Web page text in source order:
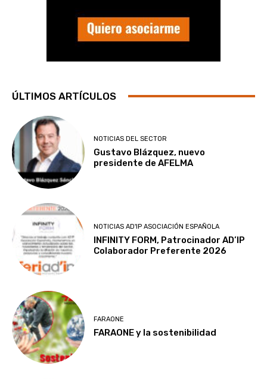
ÚLTIMOS ARTÍCULOS
NOTICIAS DEL SECTOR
Gustavo Blázquez, nuevo
presidente de AFELMA
NOTICIAS AD'IP ASOCIACIÓN ESPAÑOLA
INFINITY FORM, Patrocinador AD’IP
Colaborador Preferente 2026
FARAONE
FARAONE y la sostenibilidad